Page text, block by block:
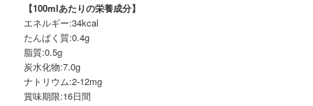
【100mlあたりの栄養成分】
エネルギー:34kcal
たんぱく質:0.4g
脂質:0.5g
炭水化物:7.0g
ナトリウム:2-12mg
賞味期限:16日間